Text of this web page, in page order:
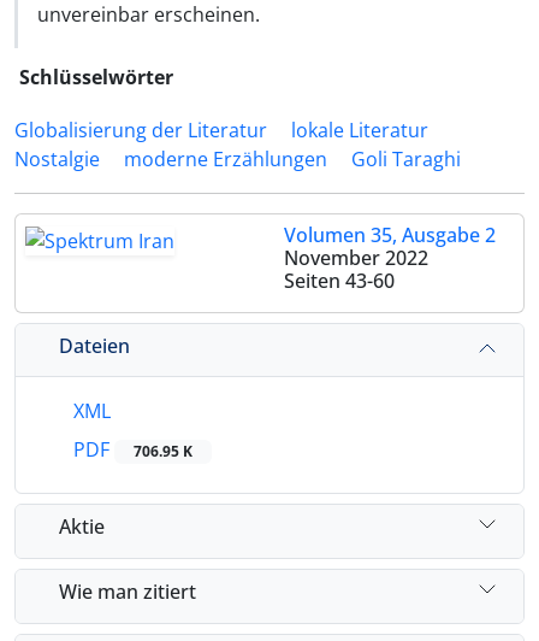
unvereinbar erscheinen.
Schlüsselwörter
Globalisierung der Literatur
lokale Literatur
Nostalgie
moderne Erzählungen Goli Taraghi
Volumen 35, Ausgabe 2
November 2022
Seiten 43-60
Dateien
XML
PDF
706.95 K
Aktie
Wie man zitiert